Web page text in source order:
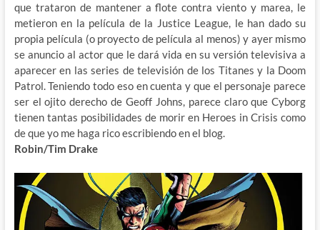
que trataron de mantener a flote contra viento y marea, le
metieron en la película de la Justice League, le han dado su
propia película (o proyecto de película al menos) y ayer mismo
se anuncio al actor que le dará vida en su versión televisiva a
aparecer en las series de televisión de los Titanes y la Doom
Patrol. Teniendo todo eso en cuenta y que el personaje parece
ser el ojito derecho de Geoff Johns, parece claro que Cyborg
tienen tantas posibilidades de morir en Heroes in Crisis como
de que yo me haga rico escribiendo en el blog.
Robin/Tim Drake